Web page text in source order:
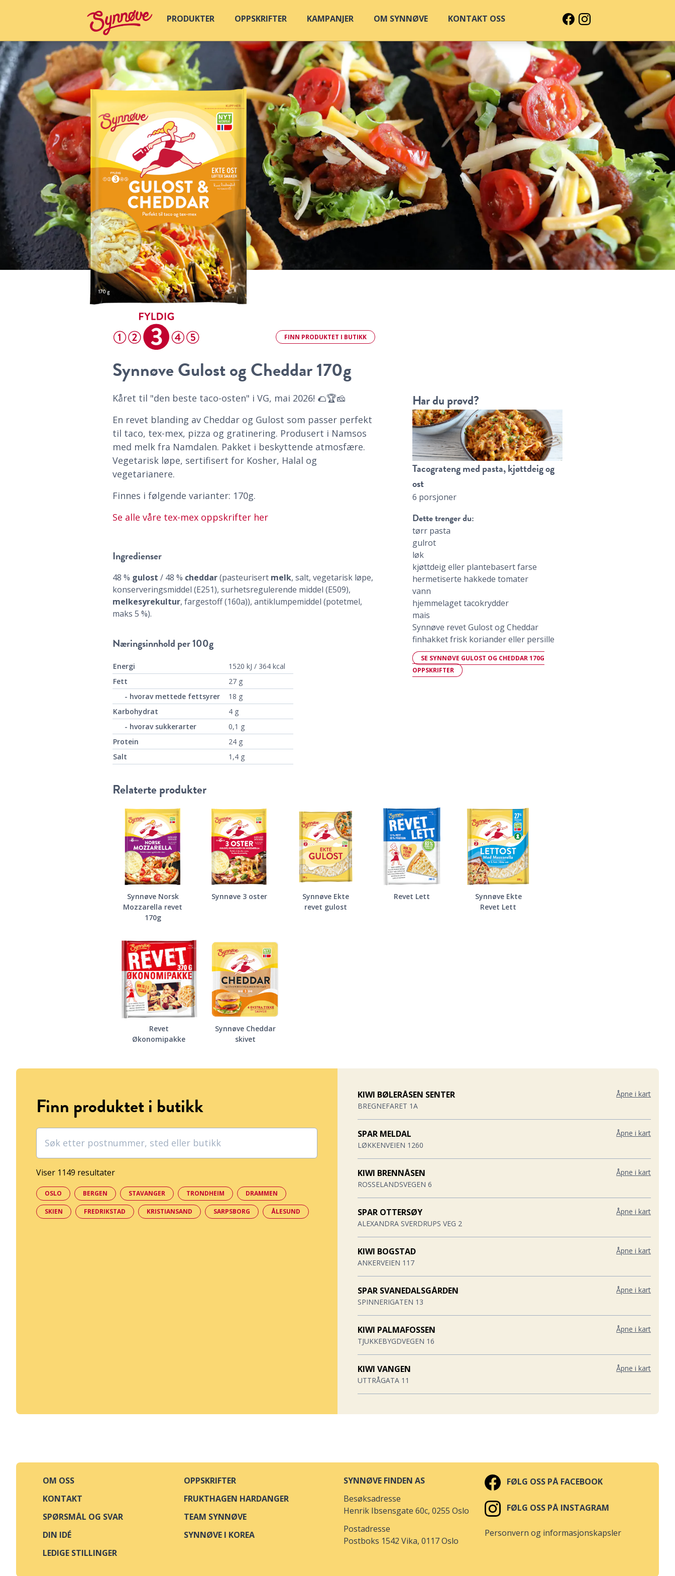
PRODUKTER OPPSKRIFTER KAMPANJER OM SYNNØVE KONTAKT OSS
FINN PRODUKTET I BUTIKK
Synnøve Gulost og Cheddar 170g
Kåret til "den beste taco-osten" i VG, mai 2026! 🌮🏆🧀
En revet blanding av Cheddar og Gulost som passer perfekt
til taco, tex-mex, pizza og gratinering. Produsert i Namsos
med melk fra Namdalen. Pakket i beskyttende atmosfære.
Vegetarisk løpe, sertifisert for Kosher, Halal og
vegetarianere.
Finnes i følgende varianter: 170g.
Se alle våre tex-mex oppskrifter her
Ingredienser
48 % gulost / 48 % cheddar(pasteurisert melk, salt, vegetarisk løpe,
konserveringsmiddel (E251), surhetsregulerende middel (E509),
melkesyrekultur, fargestoff (160a)), antiklumpemiddel (potetmel,
maks 5 %).
Næringsinnhold per 100g
Energi
1520 kJ / 364 kcal
Fett
27 g
- hvorav mettede fettsyrer
18 g
Karbohydrat
4 g
- hvorav sukkerarter
0,1 g
Protein
24 g
Salt
1,4 g
Har du prøvd?
Tacograteng med pasta, kjøttdeig og
ost
6 porsjoner
Dette trenger du:
tørr pasta
gulrot
løk
kjøttdeig eller plantebasert farse
hermetiserte hakkede tomater
vann
hjemmelaget tacokrydder
mais
Synnøve revet Gulost og Cheddar
finhakket frisk koriander eller persille
SE SYNNØVE GULOST OG CHEDDAR 170G
OPPSKRIFTER
Relaterte produkter
Synnøve Norsk
Mozzarella revet
170g
Synnøve 3 oster
Synnøve Ekte
revet gulost
Revet Lett
Synnøve Ekte
Revet Lett
Revet
Økonomipakke
Synnøve Cheddar
skivet
Finn produktet i butikk
Viser 1149 resultater
OSLO BERGEN STAVANGER TRONDHEIM DRAMMEN
SKIEN FREDRIKSTAD KRISTIANSAND SARPSBORG ÅLESUND
KIWI BØLERÅSEN SENTER
BREGNEFARET 1A
Åpne i kart
SPAR MELDAL
LØKKENVEIEN 1260
Åpne i kart
KIWI BRENNÅSEN
ROSSELANDSVEGEN 6
Åpne i kart
SPAR OTTERSØY
ALEXANDRA SVERDRUPS VEG 2
Åpne i kart
KIWI BOGSTAD
ANKERVEIEN 117
Åpne i kart
SPAR SVANEDALSGÅRDEN
SPINNERIGATEN 13
Åpne i kart
KIWI PALMAFOSSEN
TJUKKEBYGDVEGEN 16
Åpne i kart
KIWI VANGEN
UTTRÅGATA 11
Åpne i kart
SPAR HOKKSUND
STØAGATA 1B
KIWI LØTEN
STASJONSVEGEN 8
OM OSS
KONTAKT
SPØRSMÅL OG SVAR
DIN IDÉ
LEDIGE STILLINGER
OPPSKRIFTER
FRUKTHAGEN HARDANGER
TEAM SYNNØVE
SYNNØVE I KOREA
SYNNØVE FINDEN AS
Besøksadresse
Henrik Ibsensgate 60c, 0255 Oslo
Postadresse
Postboks 1542 Vika, 0117 Oslo
FØLG OSS PÅ FACEBOOK
FØLG OSS PÅ INSTAGRAM
Personvern og informasjonskapsler